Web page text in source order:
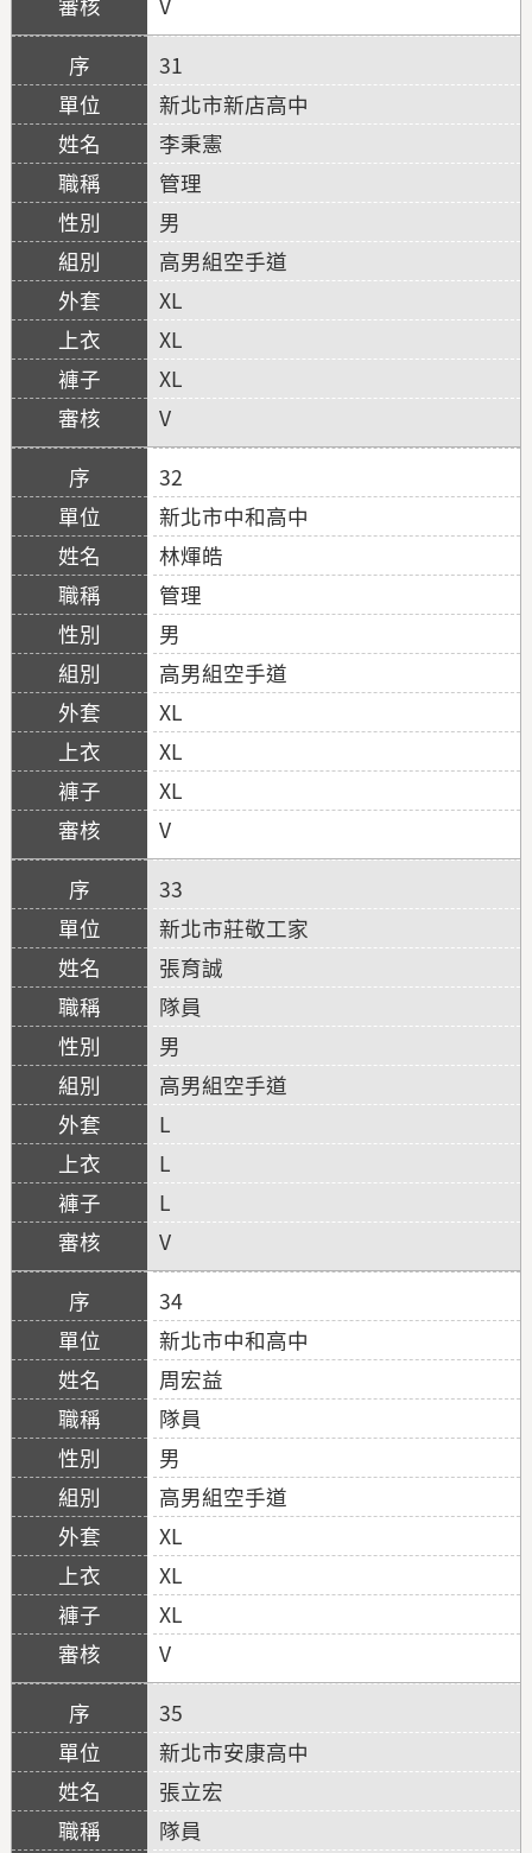
31
新北市新店高中
李秉憲
管理
男
高男組空手道
XL
XL
XL
V
32
新北市中和高中
林煇皓
管理
男
高男組空手道
XL
XL
XL
V
33
新北市莊敬工家
張育誠
隊員
男
高男組空手道
L
L
L
V
34
新北市中和高中
周宏益
隊員
男
高男組空手道
XL
XL
XL
V
35
新北市安康高中
張立宏
隊員